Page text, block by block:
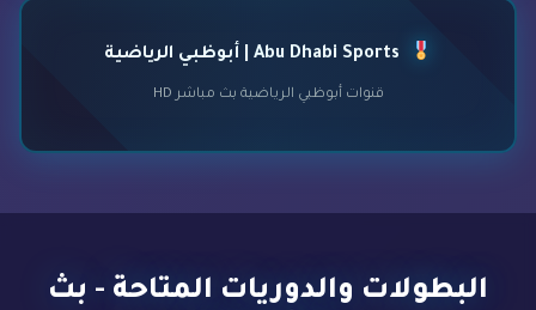
قنوات أبوظبي الرياضية بث مباشر HD
البطولات والدوريات المتاحة - بث